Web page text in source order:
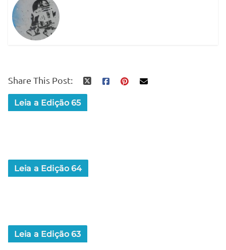
Share This Post:
Leia a Edição 65
Leia a Edição 64
Leia a Edição 63